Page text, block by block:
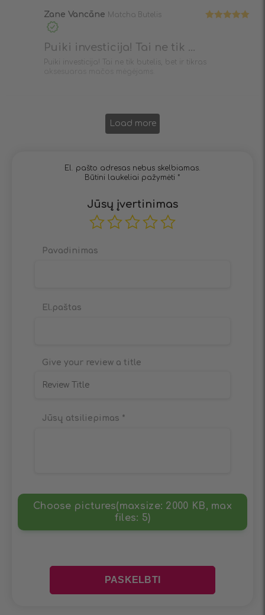
Zane Vancāne Matcha Butelis
Puiki investicija! Tai ne tik ...
Puiki investicija! Tai ne tik butelis, bet ir tikras
Load more
El. pašto adresas nebus skelbiamas.
Būtini laukeliai pažymėti *
Give your review a title
Jūsų įvertinimas
Jūsų atsiliepimas *
Choose pictures(maxsize: 2000 KB, max
files: 5)
Pavadinimas
El.paštas